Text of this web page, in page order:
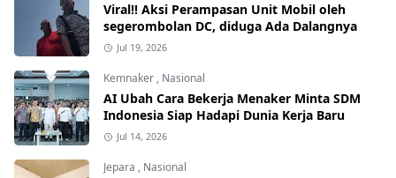
Viral!! Aksi Perampasan Unit Mobil oleh
segerombolan DC, diduga Ada Dalangnya
Jul 19, 2026
Kemnaker , Nasional
AI Ubah Cara Bekerja Menaker Minta SDM
Indonesia Siap Hadapi Dunia Kerja Baru
Jul 14, 2026
Jepara , Nasional